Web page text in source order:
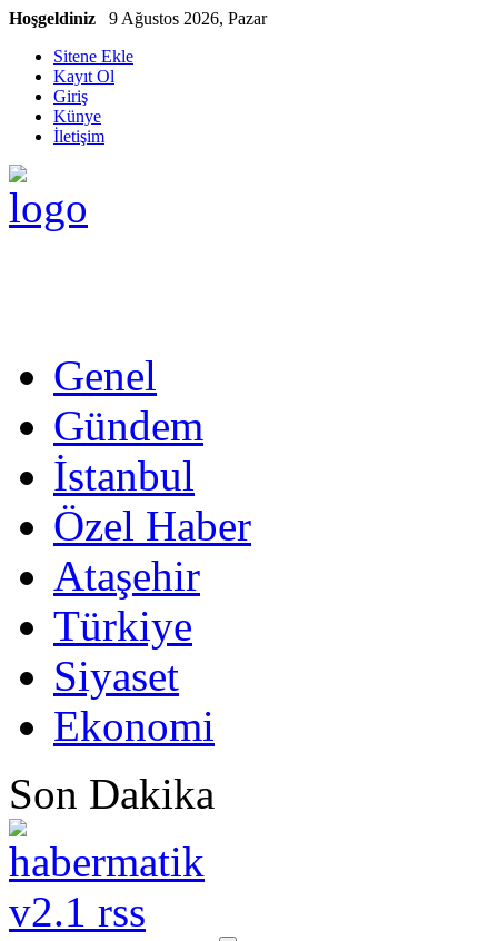
Hoşgeldiniz
9 Ağustos 2026, Pazar
Sitene Ekle
Kayıt Ol
Giriş
Künye
İletişim
Genel
Gündem
İstanbul
Özel Haber
Ataşehir
Türkiye
Siyaset
Ekonomi
Son Dakika